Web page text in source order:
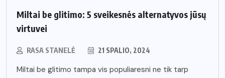
Miltai be glitimo: 5 sveikesnės alternatyvos jūsų
virtuvei
RASA STANELĖ 21 SPALIO, 2024
Miltai be glitimo tampa vis populiaresni ne tik tarp